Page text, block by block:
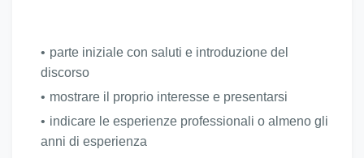
parte iniziale con saluti e introduzione del
discorso
mostrare il proprio interesse e presentarsi
indicare le esperienze professionali o almeno gli
anni di esperienza